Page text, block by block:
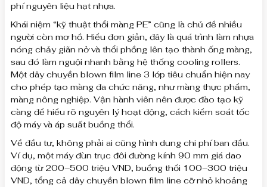
phí nguyên liệu hạt nhựa.
Khái niệm “kỹ thuật thổi màng PE” cũng là chủ đề nhiều
người còn mơ hồ. Hiểu đơn giản, đây là quá trình làm nhựa
nóng chảy giãn nở và thổi phồng lên tạo thành ống màng,
sau đó làm nguội nhanh bằng hệ thống cooling rollers.
Một dây chuyền blown film line 3 lớp tiêu chuẩn hiện nay
cho phép tạo màng đa chức năng, như màng thực phẩm,
màng nông nghiệp. Vận hành viên nên được đào tạo kỹ
càng để hiểu rõ nguyên lý hoạt động, cách kiểm soát tốc
độ máy và áp suất buồng thổi.
Về đầu tư, không phải ai cũng hình dung chi phí ban đầu.
Ví dụ, một máy đùn trục đôi đường kính 90 mm giá dao
động từ 200–500 triệu VND, buồng thổi 100–300 triệu
VND, tổng cả dây chuyền blown film line cỡ nhỏ khoảng